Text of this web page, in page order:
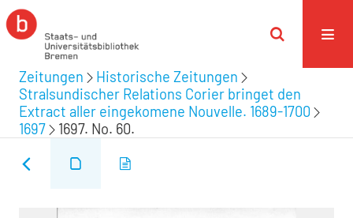
Zeitungen
Historische Zeitungen
Stralsundischer Relations Corier bringet den
Extract aller eingekomene Nouvelle. 1689-1700
1697
1697. No. 60.